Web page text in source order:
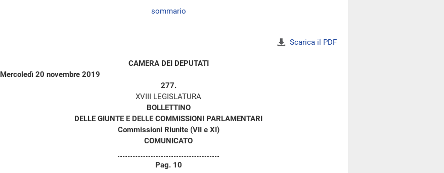
sommario
Scarica il PDF
CAMERA DEI DEPUTATI
Mercoledì 20 novembre 2019
277.
XVIII LEGISLATURA
BOLLETTINO
DELLE GIUNTE E DELLE COMMISSIONI PARLAMENTARI
Commissioni Riunite (VII e XI)
COMUNICATO
Pag. 10